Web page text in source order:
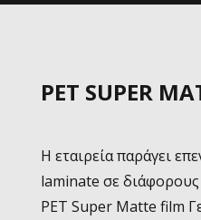
PET SUPER
Η εταιρεία παράγει
laminate σε
PET Super Matte film